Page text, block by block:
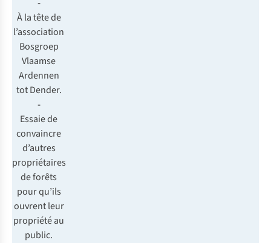
-
À la tête de
l’association
Bosgroep
Vlaamse
Ardennen
tot Dender.
-
Essaie de
convaincre
d’autres
propriétaires
de forêts
pour qu’ils
ouvrent leur
propriété au
public.